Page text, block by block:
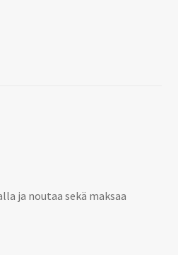
ja noutaa sekä maksaa